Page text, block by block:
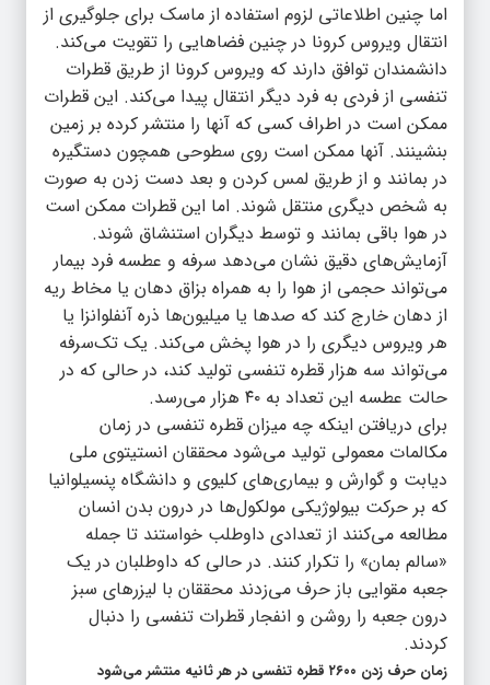
اما چنین اطلاعاتی لزوم استفاده از ماسک برای جلوگیری از
انتقال ویروس کرونا در چنین فضاهایی را تقویت می‌کند.
دانشمندان توافق دارند که ویروس کرونا از طریق قطرات
تنفسی از فردی به فرد دیگر انتقال پیدا می‌کند. این قطرات
ممکن است در اطراف کسی که آنها را منتشر کرده بر زمین
بنشینند. آنها ممکن است روی سطوحی همچون دستگیره
در بمانند و از طریق لمس کردن و بعد دست زدن به صورت
به شخص دیگری منتقل شوند. اما این قطرات ممکن است
در هوا باقی بمانند و توسط دیگران استنشاق شوند.
آزمایش‌های دقیق نشان می‌دهد سرفه و عطسه فرد بیمار
می‌تواند حجمی از هوا را به همراه بزاق دهان یا مخاط ریه
از دهان خارج کند که صدها یا میلیون‌ها ذره آنفلوانزا یا
هر ویروس دیگری را در هوا پخش می‌کند. یک تک‌سرفه
می‌تواند سه هزار قطره تنفسی تولید کند، در حالی که در
حالت عطسه این تعداد به ۴۰ هزار می‌رسد.
برای دریافتن اینکه چه میزان قطره تنفسی در زمان
مکالمات معمولی تولید می‌شود محققان انستیتوی ملی
دیابت و گوارش و بیماری‌های کلیوی و دانشگاه پنسیلوانیا
که بر حرکت بیولوژیکی مولکول‌ها در درون بدن انسان
مطالعه می‌کنند از تعدادی داوطلب خواستند تا جمله
«سالم بمان» را تکرار کنند. در حالی که داوطلبان در یک
جعبه مقوایی باز حرف می‌زدند محققان با لیزرهای سبز
درون جعبه را روشن و انفجار قطرات تنفسی را دنبال
کردند.
زمان حرف زدن ۲۶۰۰ قطره تنفسی در هر ثانیه منتشر می‌شود